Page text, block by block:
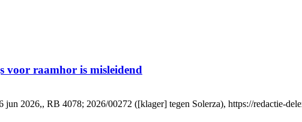
raamhor is misleidend
2026,, RB 4078; 2026/00272 ([klager] tegen Solerza), https://redactie-